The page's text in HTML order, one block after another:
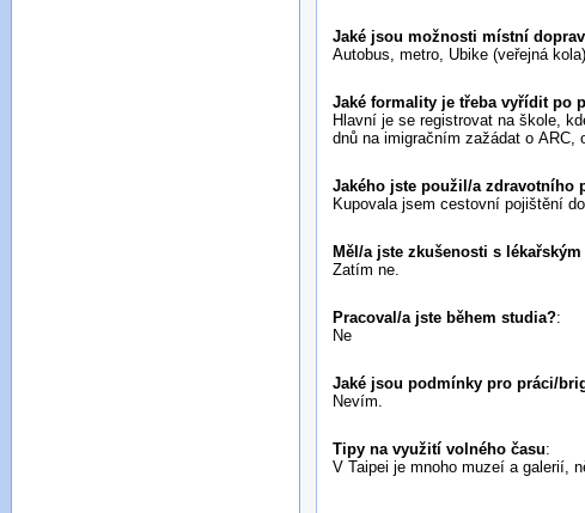
Jaké jsou možnosti místní
Autobus, metro, Ubike (veřejná
Jaké formality je třeba vyřídit po
Hlavní je se registrovat na škole,
dnů na imigračním zažádat o ARC,
Jakého jste použil/a zdravotního
Kupovala jsem cestovní pojištění
Měl/a jste zkušenosti s
Zatím ne.
Pracoval/a jste během studia?:
Ne
Jaké jsou podmínky pro práci/
Nevím.
Tipy na využití volného času:
V Taipei je mnoho muzeí a galerií,